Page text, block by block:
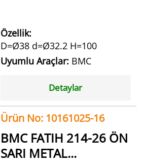
Özellik:
D=Ø38 d=Ø32.2 H=100
Uyumlu Araçlar: BMC
Detaylar
Ürün No: 10161025-16
BMC FATIH 214-26 ÖN
SARI METAL...